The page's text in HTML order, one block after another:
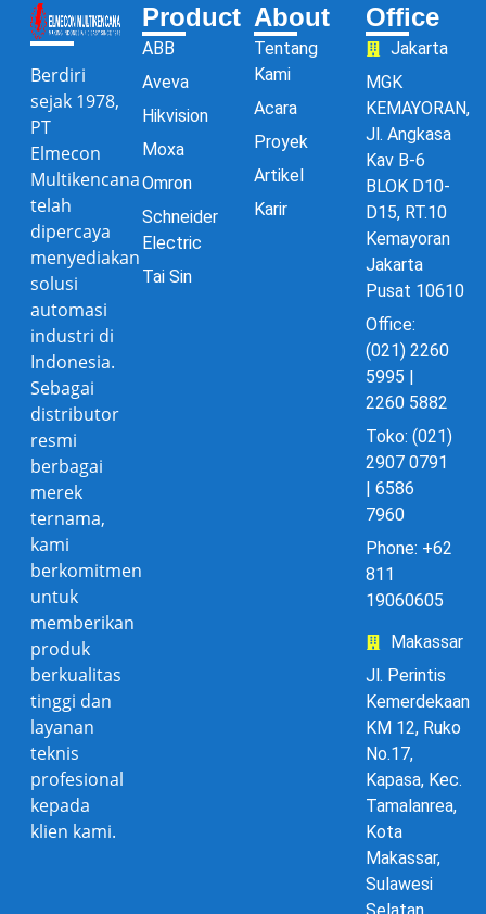
Berdiri
sejak 1978,
PT
Elmecon
Multikencana
telah
dipercaya
menyediakan
solusi
automasi
industri di
Indonesia.
Sebagai
distributor
resmi
berbagai
merek
ternama,
kami
berkomitmen
untuk
memberikan
produk
berkualitas
tinggi dan
layanan
teknis
profesional
kepada
klien kami.
Product
ABB
Aveva
Hikvision
Moxa
Omron
Schneider
Electric
Tai Sin
About
Tentang
Kami
Acara
Proyek
Artikel
Karir
Office
Jakarta
MGK
KEMAYORAN,
Jl. Angkasa
Kav B-6
BLOK D10-
D15, RT.10
Kemayoran
Jakarta
Pusat 10610
Office:
(021) 2260
5995 |
2260 5882
Toko: (021)
2907 0791
| 6586
7960
Phone: +62
811
19060605
Makassar
Jl. Perintis
Kemerdekaan
KM 12, Ruko
No.17,
Kapasa, Kec.
Tamalanrea,
Kota
Makassar,
Sulawesi